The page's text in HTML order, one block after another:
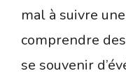
mal à suivre
comprendre
se souvenir